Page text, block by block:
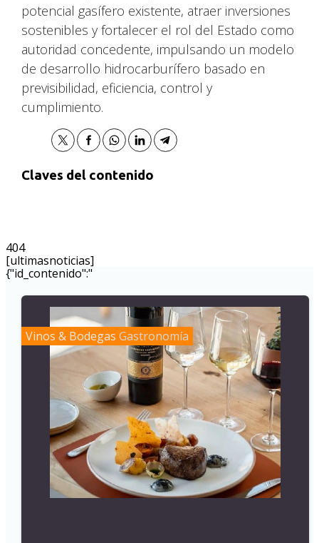
404
[ultimasnoticias]
potencial gasífero existente, atraer inversiones
sostenibles y fortalecer el rol del Estado como
autoridad concedente, impulsando un modelo
de desarrollo hidrocarburífero basado en
previsibilidad, eficiencia, control y
cumplimiento.
Claves del contenido
{"id_contenido":"
Vinos & Bodegas Gastronomía